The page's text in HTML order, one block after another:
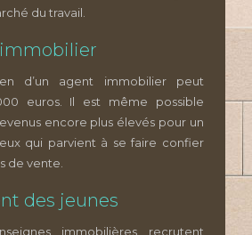
du travail.
immobilier
d’un agent immobilier peut
euros. Il est même possible
encore plus élevés pour un
qui parvient à se faire confier
de vente.
des jeunes
immobilières recrutent